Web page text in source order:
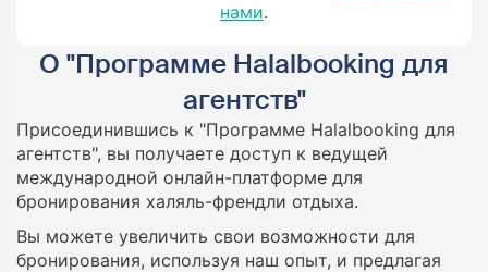
нами.
О "Программе Halalbooking для
агентств"
Присоединившись к "Программе Halalbooking для
агентств", вы получаете доступ к ведущей
международной онлайн-платформе для
бронирования халяль-френдли отдыха.
Вы можете увеличить свои возможности для
бронирования, используя наш опыт, и предлагая